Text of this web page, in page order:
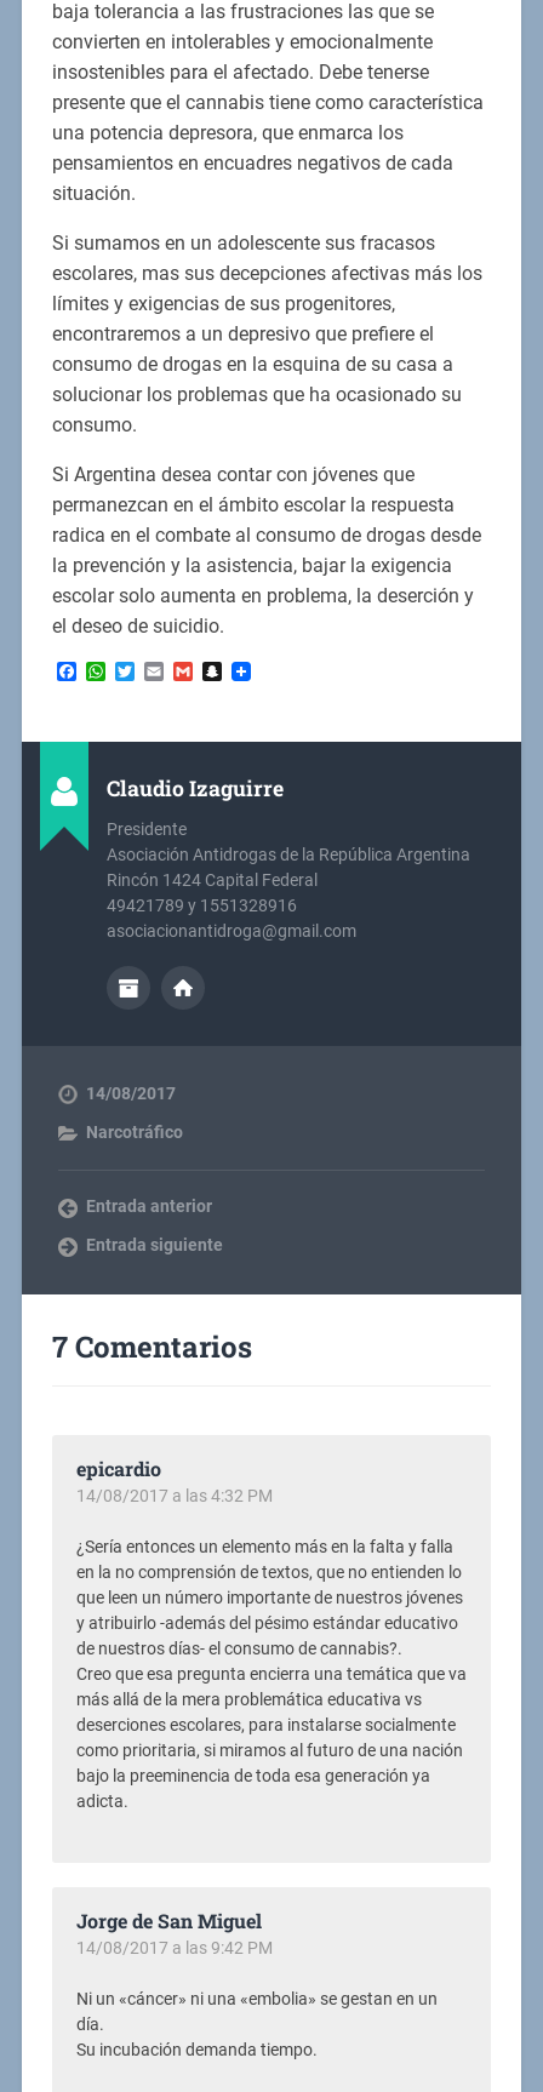
baja tolerancia a las frustraciones las que se
convierten en intolerables y emocionalmente
insostenibles para el afectado. Debe tenerse
presente que el cannabis tiene como característica
una potencia depresora, que enmarca los
pensamientos en encuadres negativos de cada
situación.
Si sumamos en un adolescente sus fracasos
escolares, mas sus decepciones afectivas más los
límites y exigencias de sus progenitores,
encontraremos a un depresivo que prefiere el
consumo de drogas en la esquina de su casa a
solucionar los problemas que ha ocasionado su
consumo.
Si Argentina desea contar con jóvenes que
permanezcan en el ámbito escolar la respuesta
radica en el combate al consumo de drogas desde
la prevención y la asistencia, bajar la exigencia
escolar solo aumenta en problema, la deserción y
el deseo de suicidio.
Facebook
WhatsApp
Twitter
EmailGmailSnapchat
Claudio Izaguirre
Presidente
Asociación Antidrogas de la República Argentina
Rincón 1424 Capital Federal
49421789 y 1551328916
asociacionantidroga@gmail.com
14/08/2017
Narcotráfico
Entrada anterior
Entrada siguiente
7 Comentarios
epicardio
14/08/2017 a las 4:32 PM
¿Sería entonces un elemento más en la falta y falla
en la no comprensión de textos, que no entienden lo
que leen un número importante de nuestros jóvenes
y atribuirlo -además del pésimo estándar educativo
de nuestros días- el consumo de cannabis?.
Creo que esa pregunta encierra una temática que va
más allá de la mera problemática educativa vs
deserciones escolares, para instalarse socialmente
como prioritaria, si miramos al futuro de una nación
bajo la preeminencia de toda esa generación ya
adicta.
Jorge de San Miguel
14/08/2017 a las 9:42 PM
Ni un «cáncer» ni una «embolia» se gestan en un
día.
Su incubación demanda tiempo.